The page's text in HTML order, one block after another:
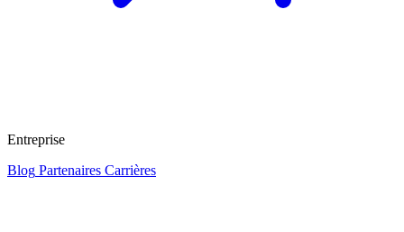
Entreprise
Blog Partenaires Carrières